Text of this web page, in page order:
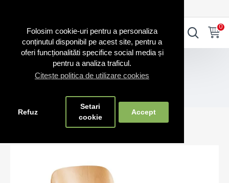
Folosim cookie-uri pentru a personaliza
conținutul disponibil pe acest site, pentru a
oferi funcționalităti specifice social media și
pentru a analiza traficul.
Citește politica de utilizare cookies
Refuz
Setari
cookie
Accept
0
Scaune RO
Scaune conferință RO / vizitator fabricate în România
Scaune ISO lemn cadru negru
Scaune ISO lemn cadru negru